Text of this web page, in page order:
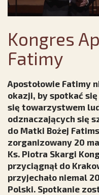
Kongres
Fatimy
Apostołowie Fatimy
okazji, by spotkać
się towarzystwem
odznaczających się
do Matki Bożej
zorganizowany 20
Ks. Piotra Skargi
przyciągnął do
przyjechało niemal
Polski. Spotkanie